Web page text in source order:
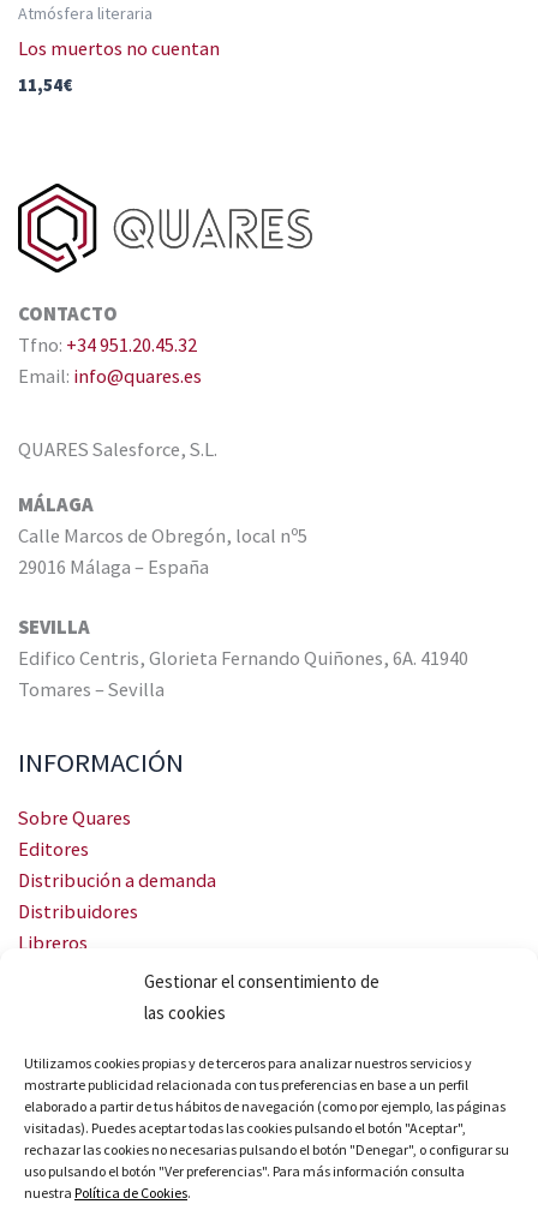
Gestionar el consentimiento de
las cookies
Utilizamos cookies propias y de terceros para analizar nuestros servicios y
mostrarte publicidad relacionada con tus preferencias en base a un perfil
elaborado a partir de tus hábitos de navegación (como por ejemplo, las páginas
visitadas). Puedes aceptar todas las cookies pulsando el botón "Aceptar",
rechazar las cookies no necesarias pulsando el botón "Denegar", o configurar su
uso pulsando el botón "Ver preferencias". Para más información consulta
nuestra Política de Cookies.
Atmósfera literaria
Los muertos no cuentan
11,54€
CONTACTO
Tfno: +34 951.20.45.32
Email: info@quares.es
QUARES Salesforce, S.L.
MÁLAGA
Calle Marcos de Obregón, local nº5
29016 Málaga – España
SEVILLA
Edifico Centris, Glorieta Fernando Quiñones, 6A. 41940
Tomares – Sevilla
INFORMACIÓN
Sobre Quares
Editores
Distribución a demanda
Distribuidores
Libreros
Servicio Landingweb
Crea tu audiobook